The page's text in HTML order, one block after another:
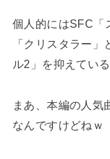
個人的にはSFC「
「クリスタラー
ル2」を抑えてい
まあ、本編の人気
なんですけどねｗ